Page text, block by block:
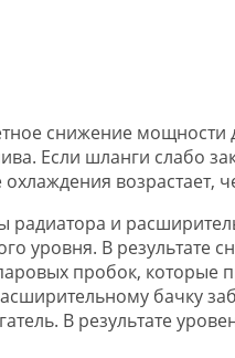
снижение мощности
Если шланги слабо
возрастает,
радиатора и
уровня. В результате
пробок, которые
бачку
В результате